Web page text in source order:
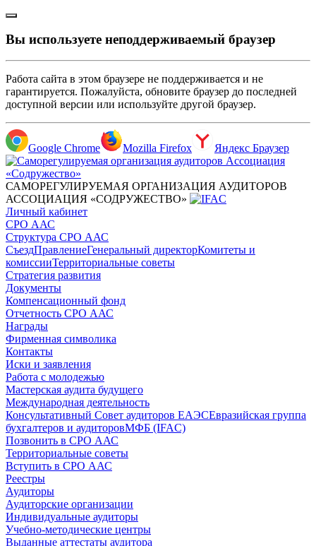
Вы используете неподдерживаемый браузер
Работа сайта в этом браузере не поддерживается и не
гарантируется. Пожалуйста, обновите браузер до последней
доступной версии или используйте другой браузер.
Google Chrome Mozilla Firefox Яндекс Браузер
САМОРЕГУЛИРУЕМАЯ ОРГАНИЗАЦИЯ АУДИТОРОВ
АССОЦИАЦИЯ «СОДРУЖЕСТВО»
Личный кабинет
СРО ААС
Структура СРО ААС
СъездПравлениеГенеральный директорКомитеты и
комиссииТерриториальные советы
Стратегия развития
Документы
Компенсационный фонд
Отчетность СРО ААС
Награды
Фирменная символика
Контакты
Иски и заявления
Работа с молодежью
Мастерская аудита будущего
Международная деятельность
Консультативный Совет аудиторов ЕАЭСЕвразийская группа
бухгалтеров и аудиторовМФБ (IFAC)
Позвонить в СРО ААС
Территориальные советы
Вступить в СРО ААС
Реестры
Аудиторы
Аудиторские организации
Индивидуальные аудиторы
Учебно-методические центры
Выданные аттестаты аудитора